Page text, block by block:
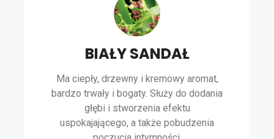
BIAŁY SANDAŁ
Ma ciepły, drzewny i kremowy aromat,
bardzo trwały i bogaty. Służy do dodania
głębi i stworzenia efektu
uspokajającego, a także pobudzenia